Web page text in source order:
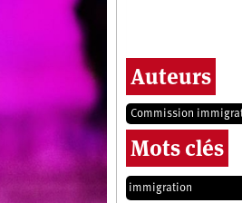
Auteurs
Commission
Mots clés
immigration